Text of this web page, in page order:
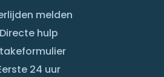
melden
Directe hulp
24 uur